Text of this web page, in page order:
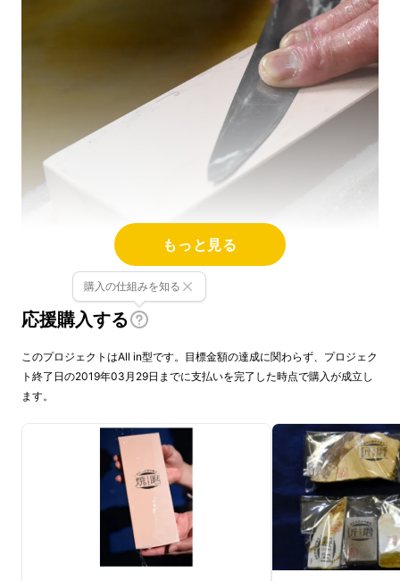
焼成砥石「焼磨」の四大特長
もっと見る
応援購入する
購入の仕組みを知る
このプロジェクトはAll in型です。目標金額の達成に関わらず、プロジェク
ト終了日の2019年03月29日までに支払いを完了した時点で購入が成立し
ます。